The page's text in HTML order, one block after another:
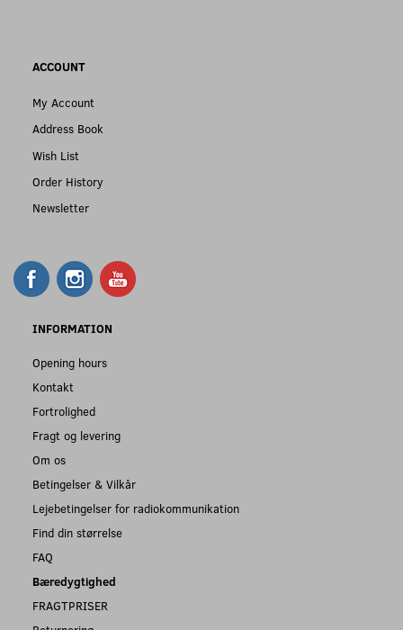
ACCOUNT
My Account
Address Book
Wish List
Order History
Newsletter
INFORMATION
Opening hours
Kontakt
Fortrolighed
Fragt og levering
Om os
Betingelser & Vilkår
Lejebetingelser for radiokommunikation
Find din størrelse
FAQ
Bæredygtighed
FRAGTPRISER